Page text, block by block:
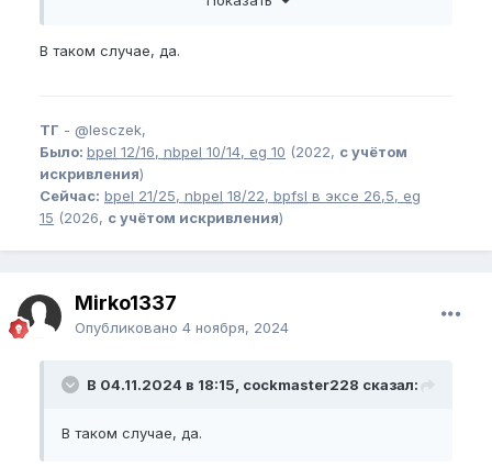
организм все равно будет реанимировать . А если
В таком случае, да.
ТГ - @lesczek,
Было: bpel 12/16, nbpel 10/14, eg 10 (2022, с учётом
искривления)
Сейчас: bpel 21/25, nbpel 18/22, bpfsl в эксе 26,5, eg
15 (2026, с учётом искривления)
Mirko1337
Опубликовано 4 ноября, 2024
В 04.11.2024 в 18:15, cockmaster228 сказал:
В таком случае, да.